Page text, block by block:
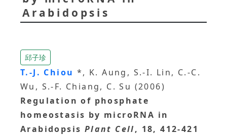
Arabidopsis
邱子珍
T.-J. Chiou *, K. Aung, S.-I. Lin, C.-C.
Wu, S.-F. Chiang, C. Su (2006)
Regulation of phosphate
homeostasis by microRNA in
Arabidopsis Plant Cell, 18, 412-421